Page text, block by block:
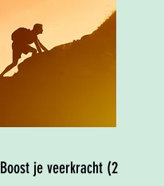
Boost je veerkracht (2